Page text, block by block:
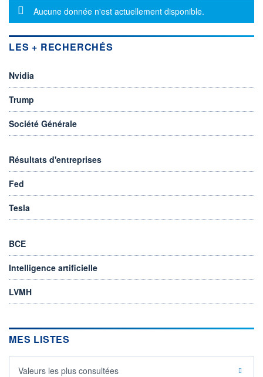
Message d'information
Aucune donnée n'est actuellement disponible.
LES + RECHERCHÉS
Nvidia
Trump
Société Générale
Résultats d'entreprises
Fed
Tesla
BCE
Intelligence artificielle
LVMH
MES LISTES
Valeurs les plus consultées